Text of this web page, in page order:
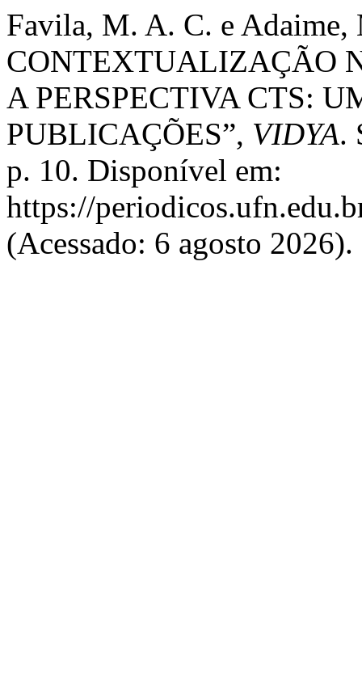
Favila, M. A. C. e Adaime,
CONTEXTUALIZAÇÃO
A PERSPECTIVA CTS:
PUBLICAÇÕES”, VIDYA.
p. 10. Disponível em:
https://
(Acessado: 6 agosto 2026).